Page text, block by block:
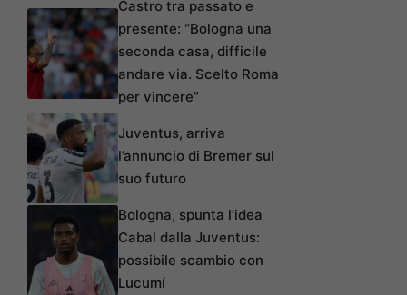
Castro tra passato e
presente: “Bologna una
seconda casa, difficile
andare via. Scelto Roma
per vincere”
Juventus, arriva
l’annuncio di Bremer sul
suo futuro
Bologna, spunta l’idea
Cabal dalla Juventus:
possibile scambio con
Lucumí